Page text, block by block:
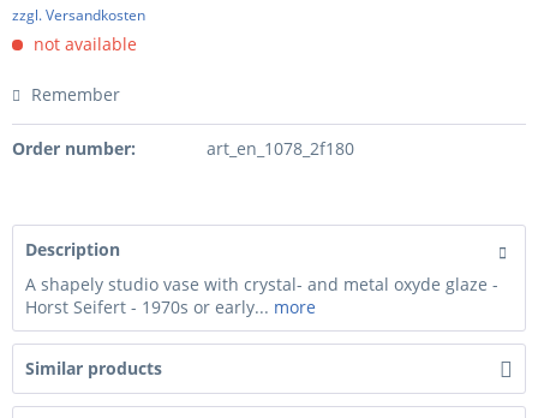
zzgl. Versandkosten
not available
Remember
Order number: art_en_1078_2f180
Description
A shapely studio vase with crystal- and metal oxyde glaze -
Horst Seifert - 1970s or early... more
Similar products